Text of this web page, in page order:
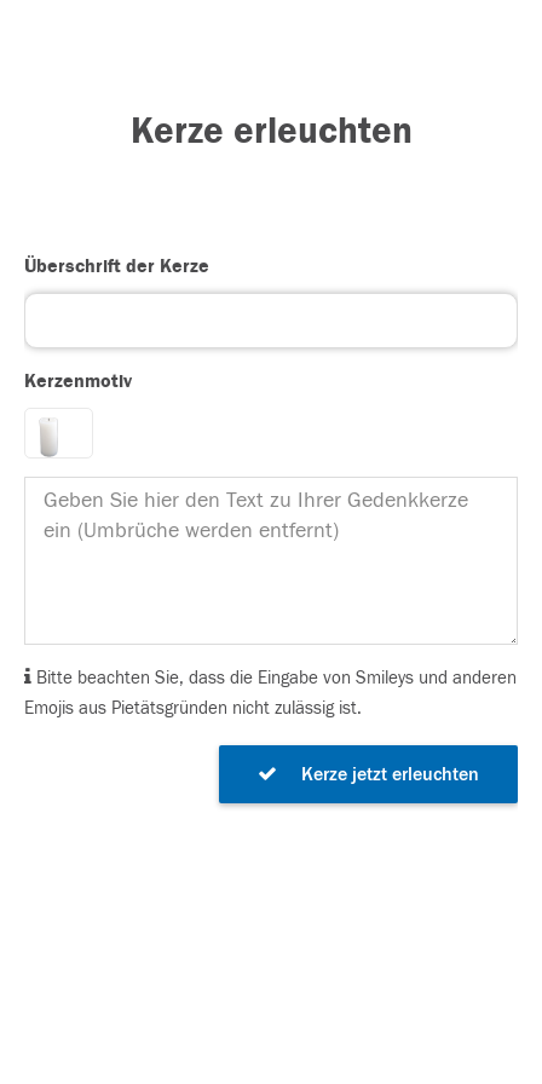
Kerze erleuchten
Überschrift der Kerze
Kerzenmotiv
Bitte beachten Sie, dass die Eingabe von Smileys und anderen
Emojis aus Pietätsgründen nicht zulässig ist.
Kerze jetzt erleuchten